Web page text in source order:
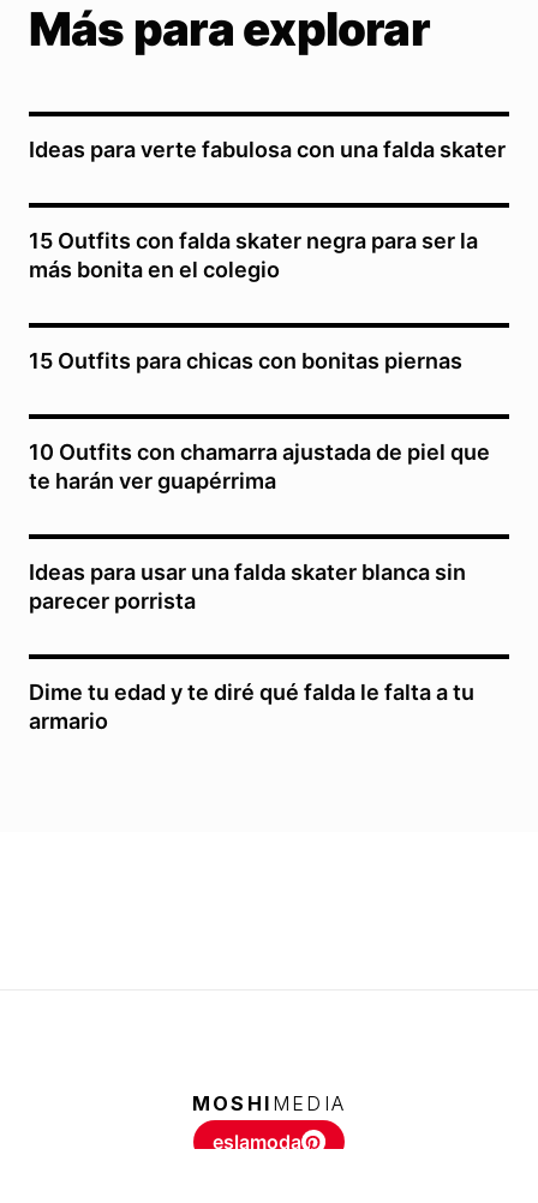
Más para explorar
Ideas para verte fabulosa con una falda skater
15 Outfits con falda skater negra para ser la
más bonita en el colegio
15 Outfits para chicas con bonitas piernas
10 Outfits con chamarra ajustada de piel que
te harán ver guapérrima
Ideas para usar una falda skater blanca sin
parecer porrista
Dime tu edad y te diré qué falda le falta a tu
armario
MOSHI MEDIA
eslamoda